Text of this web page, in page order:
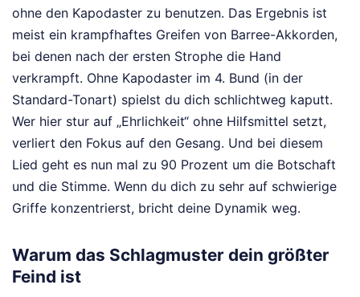
ohne den Kapodaster zu benutzen. Das Ergebnis ist
meist ein krampfhaftes Greifen von Barree-Akkorden,
bei denen nach der ersten Strophe die Hand
verkrampft. Ohne Kapodaster im 4. Bund (in der
Standard-Tonart) spielst du dich schlichtweg kaputt.
Wer hier stur auf „Ehrlichkeit“ ohne Hilfsmittel setzt,
verliert den Fokus auf den Gesang. Und bei diesem
Lied geht es nun mal zu 90 Prozent um die Botschaft
und die Stimme. Wenn du dich zu sehr auf schwierige
Griffe konzentrierst, bricht deine Dynamik weg.
Warum das Schlagmuster dein größter
Feind ist